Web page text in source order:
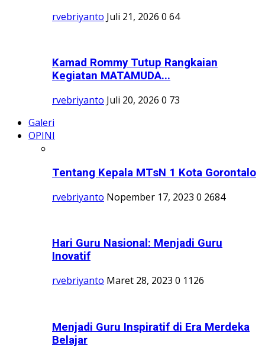
rvebriyanto Juli 21, 2026 0 64
Kamad Rommy Tutup Rangkaian
Kegiatan MATAMUDA...
rvebriyanto Juli 20, 2026 0 73
Galeri
OPINI
Tentang Kepala MTsN 1 Kota Gorontalo
rvebriyanto Nopember 17, 2023 0 2684
Hari Guru Nasional: Menjadi Guru
Inovatif
rvebriyanto Maret 28, 2023 0 1126
Menjadi Guru Inspiratif di Era Merdeka
Belajar